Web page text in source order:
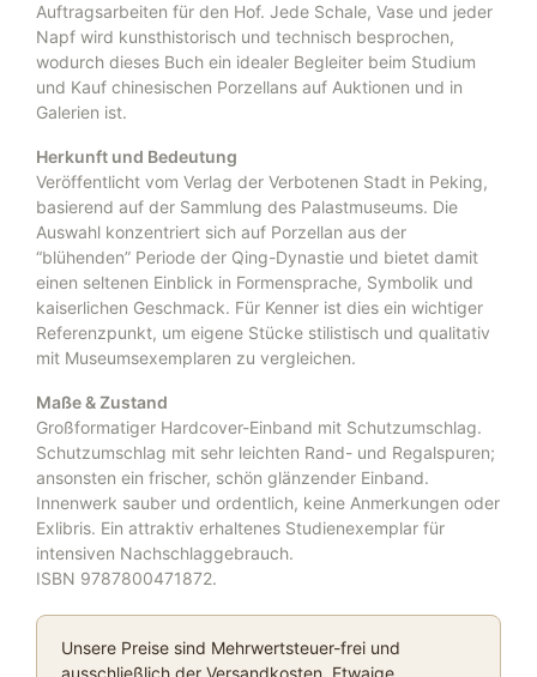
Auftragsarbeiten für den Hof. Jede Schale, Vase und jeder
Napf wird kunsthistorisch und technisch besprochen,
wodurch dieses Buch ein idealer Begleiter beim Studium
und Kauf chinesischen Porzellans auf Auktionen und in
Galerien ist.
Herkunft und Bedeutung
Veröffentlicht vom Verlag der Verbotenen Stadt in Peking,
basierend auf der Sammlung des Palastmuseums. Die
Auswahl konzentriert sich auf Porzellan aus der
“blühenden” Periode der Qing-Dynastie und bietet damit
einen seltenen Einblick in Formensprache, Symbolik und
kaiserlichen Geschmack. Für Kenner ist dies ein wichtiger
Referenzpunkt, um eigene Stücke stilistisch und qualitativ
mit Museumsexemplaren zu vergleichen.
Maße & Zustand
Großformatiger Hardcover-Einband mit Schutzumschlag.
Schutzumschlag mit sehr leichten Rand- und Regalspuren;
ansonsten ein frischer, schön glänzender Einband.
Innenwerk sauber und ordentlich, keine Anmerkungen oder
Exlibris. Ein attraktiv erhaltenes Studienexemplar für
intensiven Nachschlaggebrauch.
ISBN 9787800471872.
Unsere Preise sind Mehrwertsteuer-frei und
ausschließlich der Versandkosten. Etwaige